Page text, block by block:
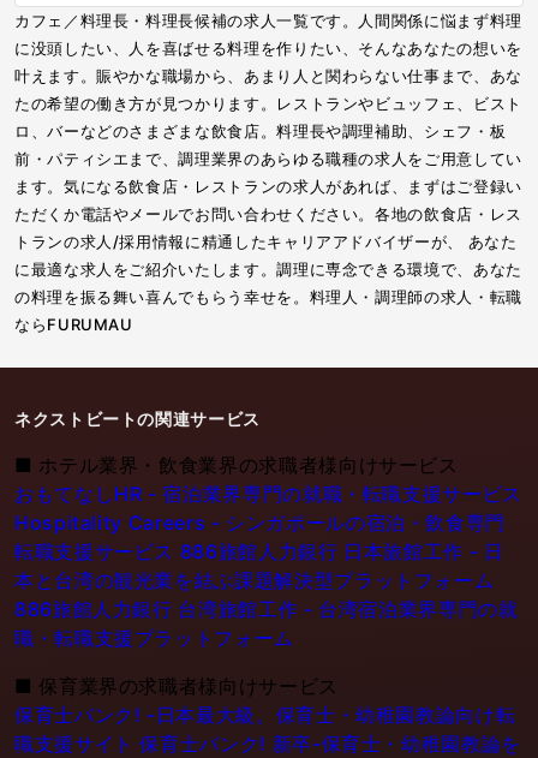
カフェ／料理長・料理長候補の求人一覧です。人間関係に悩まず料理
に没頭したい、人を喜ばせる料理を作りたい、そんなあなたの想いを
叶えます。賑やかな職場から、あまり人と関わらない仕事まで、あな
たの希望の働き方が見つかります。レストランやビュッフェ、ビスト
ロ、バーなどのさまざまな飲食店。料理長や調理補助、シェフ・板
前・パティシエまで、調理業界のあらゆる職種の求人をご用意してい
ます。気になる飲食店・レストランの求人があれば、まずはご登録い
ただくか電話やメールでお問い合わせください。各地の飲食店・レス
トランの求人/採用情報に精通したキャリアアドバイザーが、 あなた
に最適な求人をご紹介いたします。調理に専念できる環境で、あなた
の料理を振る舞い喜んでもらう幸せを。料理人・調理師の求人・転職
ならFURUMAU
ネクストビートの関連サービス
■ ホテル業界・飲食業界の求職者様向けサービス
おもてなしHR - 宿泊業界専門の就職・転職支援サービス
Hospitality Careers - シンガポールの宿泊・飲食専門
転職支援サービス 886旅館人力銀行 日本旅館工作 - 日
本と台湾の観光業を結ぶ課題解決型プラットフォーム
886旅館人力銀行 台湾旅館工作 - 台湾宿泊業界専門の就
職・転職支援プラットフォーム
■ 保育業界の求職者様向けサービス
保育士バンク! -日本最大級。保育士・幼稚園教論向け転
職支援サイト 保育士バンク! 新卒-保育士・幼稚園教論を